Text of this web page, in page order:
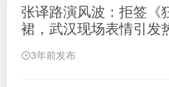
张译路演风波：拒签《
裙，武汉现场表情引发
3年前发布